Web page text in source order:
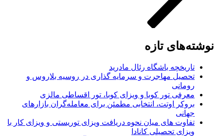
نوشته‌های تازه
تاریخچه باشگاه رئال مادرید
تحصیل مهاجرت و سرمایه گذاری در روسیه بلاروس و
رومانی
معرفی تور کوبا و ویزای کوبا، تور اقساطی مالزی
بروکر اوتت، انتخابی مطمئن برای معامله‌گران بازارهای
جهانی
تفاوت های میان نحوه دریافت ویزای توریستی و ویزای کار با
ویزای تحصیلی کانادا